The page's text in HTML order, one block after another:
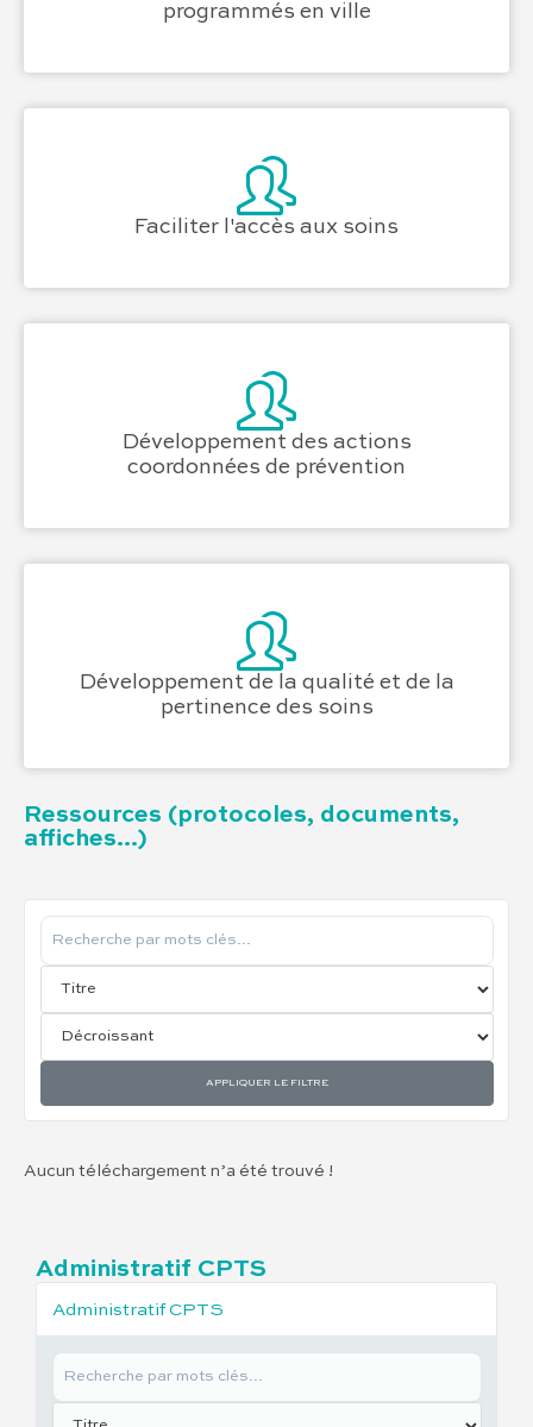
programmés en ville
Faciliter l'accès aux soins
Développement des actions
coordonnées de prévention
Développement de la qualité et de la
pertinence des soins
Ressources (protocoles, documents,
affiches...)
APPLIQUER LE FILTRE
Aucun téléchargement n’a été trouvé !
Administratif CPTS
Administratif CPTS